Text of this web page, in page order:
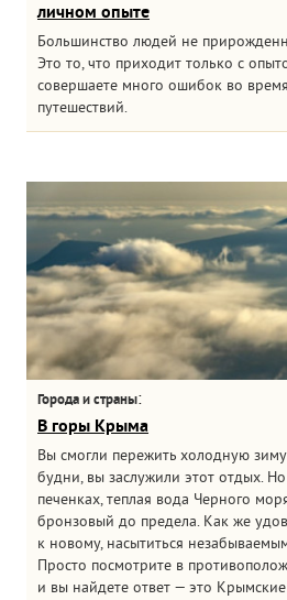
личном опыте
Большинство людей не
Это то, что приходит только с
совершаете много ошибок во
путешествий.
Города и страны:
В горы Крыма
Вы смогли пережить холодную
будни, вы заслужили этот отдых.
печенках, теплая вода Черного
бронзовый до предела. Как же
к новому, насытиться
Просто посмотрите в
и вы найдете ответ — это